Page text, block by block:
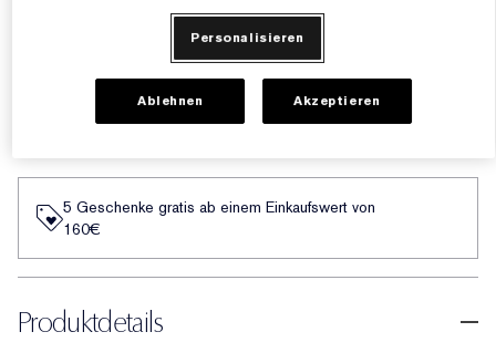
5 Geschenke gratis ab einem Einkaufswert von
160€​
Produktdetails
Personalisieren
Ablehnen Akzeptieren